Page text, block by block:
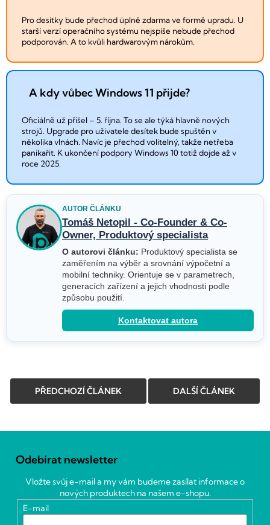
Pro desítky bude přechod úplně zdarma ve formě upradu. U
starší verzí operačního systému nejspíše nebude přechod
podporován. A to kvůli hardwarovým nárokům.
A kdy vůbec Windows 11 přijde?
Oficiálně už přišel – 5. října. To se ale týká hlavně nových
strojů. Upgrade pro uživatele desítek bude spuštěn v
několika vlnách. Navíc je přechod volitelný, takže netřeba
panikařit. K ukončení podpory Windows 10 totiž dojde až v
roce 2025.
AUTOR ČLÁNKU
Tomáš Netopil - Co-Founder & Co-
Owner, Produktový specialista
O autorovi článku: Produktový specialista se
zaměřením na výběr a srovnání výpočetní a
mobilní techniky. Orientuje se v parametrech,
generacích zařízení a jejich vhodnosti podle
způsobu použití.
Kontaktovat autora
PŘEDCHOZÍ ČLÁNEK DALŠÍ ČLÁNEK
Odebírat newsletter
Vložte svůj e-mail a my vám budeme zasílat informace o
nových produktech na našem e-shopu.
E-mail